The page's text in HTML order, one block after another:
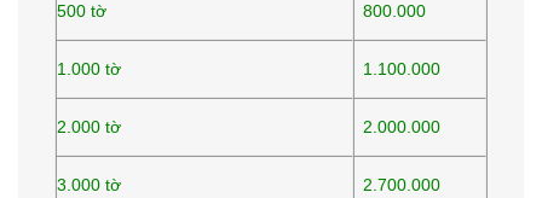
500 tờ 800.000
1.000 tờ 1.100.000
2.000 tờ 2.000.000
3.000 tờ 2.700.000